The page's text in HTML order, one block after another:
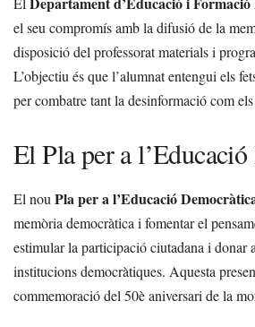
el seu compromís amb la difusió de la
disposició del professorat materials i
L’objectiu és que l’alumnat entengui els
per combatre tant la desinformació com
El Pla per a
El nou Pla per a l’Educació
memòria democràtica i fomentar el
estimular la participació ciutadana i donar
institucions democràtiques. Aquesta
commemoració del 50è aniversari de la